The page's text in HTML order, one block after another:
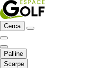
Cerca
Palline
Scarpe